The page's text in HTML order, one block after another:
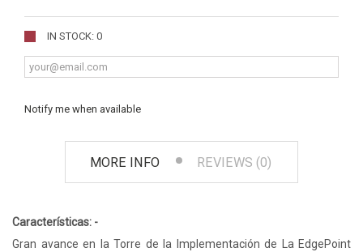
IN STOCK: 0
Notify me when available
MORE INFO REVIEWS (0)
Características: -
Gran avance en la Torre de la Implementación de La EdgePoint